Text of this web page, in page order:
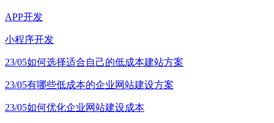
APP开发
小程序开发
23/05如何选择适合自己的低成本建站方案
23/05有哪些低成本的企业网站建设方案
23/05如何优化企业网站建设成本